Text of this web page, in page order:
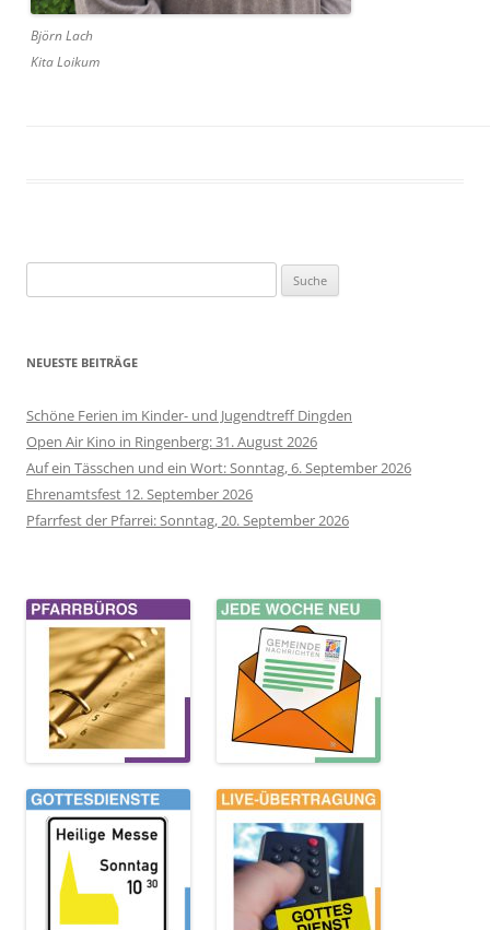
Björn Lach
Kita Loikum
nach:
NEUESTE BEITRÄGE
Schöne Ferien im Kinder- und Jugendtreff Dingden
Open Air Kino in Ringenberg: 31. August 2026
Auf ein Tässchen und ein Wort: Sonntag, 6. September 2026
Ehrenamtsfest 12. September 2026
Pfarrfest der Pfarrei: Sonntag, 20. September 2026